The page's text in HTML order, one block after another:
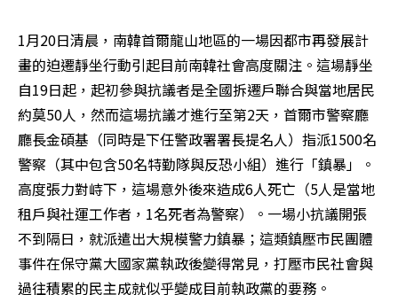
1月20日清晨，南韓首爾龍山地區的一場因都市再發展計
畫的迫遷靜坐行動引起目前南韓社會高度關注。這場靜坐
自19日起，起初參與抗議者是全國拆遷戶聯合與當地居民
約莫50人，然而這場抗議才進行至第2天，首爾市警察廳
廳長金碩基（同時是下任警政署署長提名人）指派1500名
警察（其中包含50名特勤隊與反恐小組）進行「鎮暴」。
高度張力對峙下，這場意外後來造成6人死亡（5人是當地
租戶與社運工作者，1名死者為警察）。一場小抗議開張
不到隔日，就派遣出大規模警力鎮暴；這類鎮壓市民團體
事件在保守黨大國家黨執政後變得常見，打壓市民社會與
過往積累的民主成就似乎變成目前執政黨的要務。